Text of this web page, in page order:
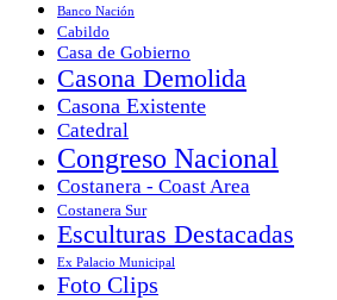
Banco Nación
Cabildo
Casa de Gobierno
Casona Demolida
Casona Existente
Catedral
Congreso Nacional
Costanera - Coast Area
Costanera Sur
Esculturas Destacadas
Ex Palacio Municipal
Foto Clips